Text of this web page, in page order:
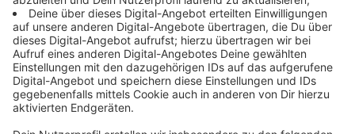
Kreises: https://impfstellen-drk-coe.de/. Je nach
Verfügbarkeit der Impfstoffe stellt der Kreis
Coesfeld nach und nach weitere Termine ein.
Kinderärztinnen und -ärzte sind bei diesen speziell für
Kinder und Jugendliche angebotenen Terminen vor Ort
und stellen eine sorgfältige Beratung sicher.